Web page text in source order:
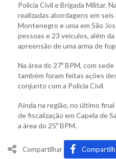
Polícia Civil e Brigada Militar.
realizadas abordagens em
Montenegro e uma em São
pessoas e 23 veículos, além
apreensão de uma arma de
Na área do 27º BPM, com
também foram feitas ações
conjunto com a Polícia Civil.
Ainda na região, no último
de fiscalização em Capela de
a área do 25º BPM.
Compartilhar